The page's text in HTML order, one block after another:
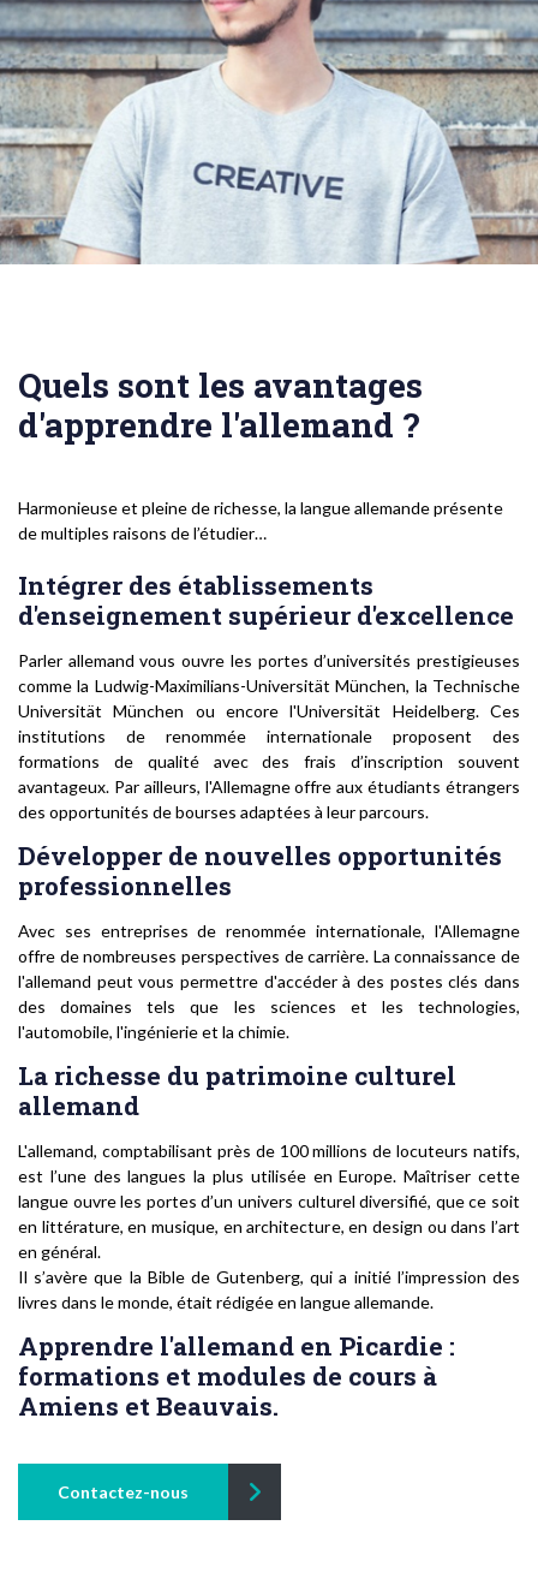
Quels sont les avantages
d'apprendre l'allemand ?
Harmonieuse et pleine de richesse, la langue allemande présente
de multiples raisons de l’étudier…
Intégrer des établissements
d'enseignement supérieur d'excellence
Parler allemand vous ouvre les portes d’universités prestigieuses
comme la Ludwig-Maximilians-Universität München, la Technische
Universität München ou encore l'Universität Heidelberg. Ces
institutions de renommée internationale proposent des
formations de qualité avec des frais d’inscription souvent
avantageux. Par ailleurs, l'Allemagne offre aux étudiants étrangers
des opportunités de bourses adaptées à leur parcours.
Développer de nouvelles opportunités
professionnelles
Avec ses entreprises de renommée internationale, l'Allemagne
offre de nombreuses perspectives de carrière. La connaissance de
l'allemand peut vous permettre d'accéder à des postes clés dans
des domaines tels que les sciences et les technologies,
l'automobile, l'ingénierie et la chimie.
La richesse du patrimoine culturel
allemand
L'allemand, comptabilisant près de 100 millions de locuteurs natifs,
est l’une des langues la plus utilisée en Europe. Maîtriser cette
langue ouvre les portes d’un univers culturel diversifié, que ce soit
en littérature, en musique, en architecture, en design ou dans l’art
en général.
Il s’avère que la Bible de Gutenberg, qui a initié l’impression des
livres dans le monde, était rédigée en langue allemande.
Apprendre l'allemand en Picardie :
formations et modules de cours à
Amiens et Beauvais.
Contactez-nous